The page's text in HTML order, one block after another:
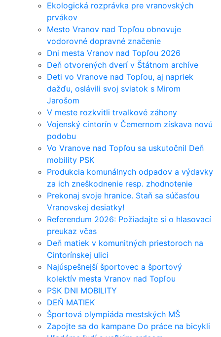
Ekologická rozprávka pre vranovských
prvákov
Mesto Vranov nad Topľou obnovuje
vodorovné dopravné značenie
Dni mesta Vranov nad Topľou 2026
Deň otvorených dverí v Štátnom archíve
Deti vo Vranove nad Topľou, aj napriek
dažďu, oslávili svoj sviatok s Mirom
Jarošom
V meste rozkvitli trvalkové záhony
Vojenský cintorín v Čemernom získava novú
podobu
Vo Vranove nad Topľou sa uskutočnil Deň
mobility PSK
Produkcia komunálnych odpadov a výdavky
za ich zneškodnenie resp. zhodnotenie
Prekonaj svoje hranice. Staň sa súčasťou
Vranovskej desiatky!
Referendum 2026: Požiadajte si o hlasovací
preukaz včas
Deň matiek v komunitných priestoroch na
Cintorínskej ulici
Najúspešnejší športovec a športový
kolektív mesta Vranov nad Topľou
PSK DNI MOBILITY
DEŇ MATIEK
Športová olympiáda mestských MŠ
Zapojte sa do kampane Do práce na bicykli